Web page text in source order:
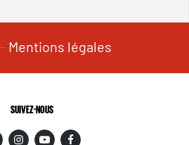
- Mentions légales
SUIVEZ-NOUS